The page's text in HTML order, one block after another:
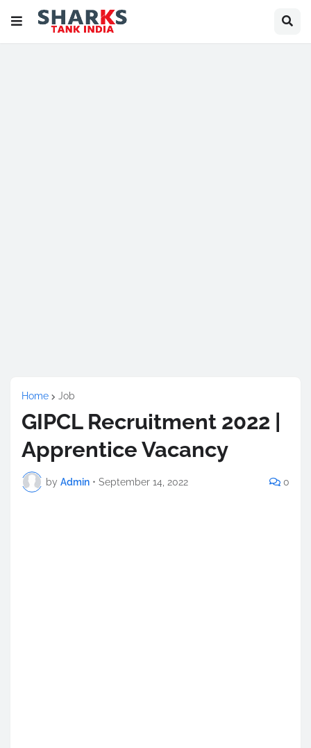
Home Job
GIPCL Recruitment 2022 |
Apprentice Vacancy
by Admin • September 14, 2022 0